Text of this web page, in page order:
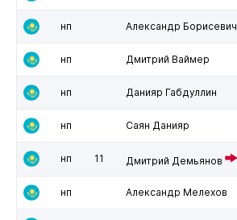
нп Александр Борисевич
нп Дмитрий Ваймер
нп Данияр Габдуллин
нп Саян Данияр
нп 11 Дмитрий Демьянов
нп Александр Мелехов